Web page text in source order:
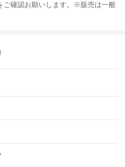
ABS
ご確認お願いします。※販売は一般